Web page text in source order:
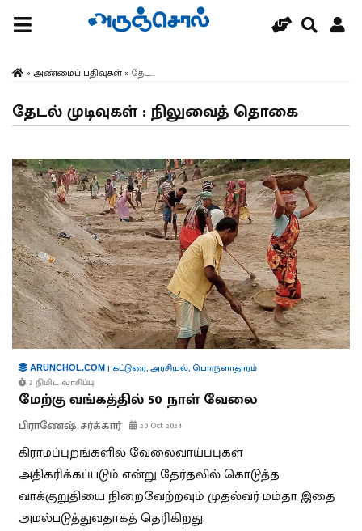
» அண்மைப் பதிவுகள்» தேட...
தேடல் முடிவுகள் : நிலுவைத் தொகை
ARUNCHOL.COM | கட்டுரை,அரசியல்,பொருளாதாரம்
3 நிமிட வாசிப்பு
மேற்கு வங்கத்தில் 50 நாள் வேலை
பிராணேஷ் சர்க்கார் 20 Oct 2024
கிராமப்புறங்களில் வேலைவாய்ப்புகள்
அதிகரிக்கப்படும் என்று தேர்தலில் கொடுத்த
வாக்குறுதியை நிறைவேற்றவும் முதல்வர் மம்தா இதை
அமல்படுத்துவதாகத் தெரிகிறது.